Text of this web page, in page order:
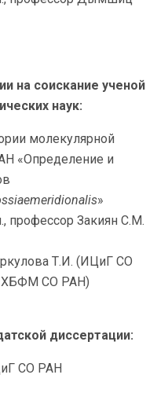
на соискание ученой
наук:
молекулярной
«Определение и
»
профессор Закиян С.М.
Т.И. (ИЦиГ СО
СО РАН)
диссертации:
СО РАН